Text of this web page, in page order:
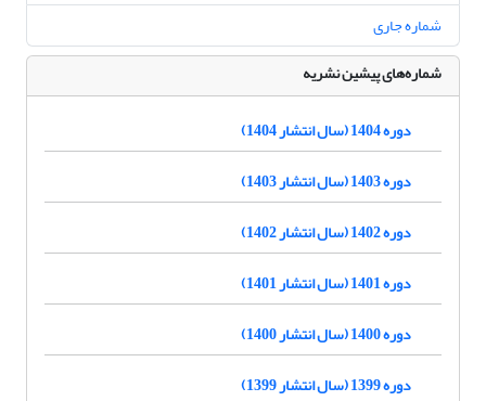
شماره جاری
شماره‌های پیشین نشریه
دوره 1404 (سال انتشار 1404)
دوره 1403 (سال انتشار 1403)
دوره 1402 (سال انتشار 1402)
دوره 1401 (سال انتشار 1401)
دوره 1400 (سال انتشار 1400)
دوره 1399 (سال انتشار 1399)